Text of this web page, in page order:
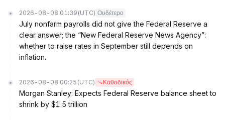
2026-08-08 01:39 (UTC) Ουδέτερο
July nonfarm payrolls did not give the Federal Reserve a
clear answer; the “New Federal Reserve News Agency”:
whether to raise rates in September still depends on
inflation.
2026-08-08 00:25 (UTC) Καθοδικός
Morgan Stanley: Expects Federal Reserve balance sheet to
shrink by $1.5 trillion